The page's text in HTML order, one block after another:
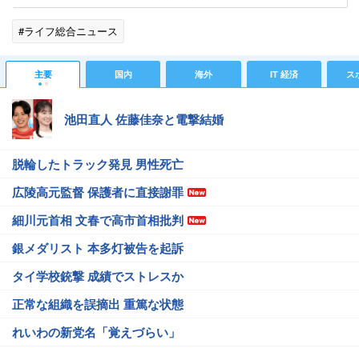
#ライフ総合ニュース
主要 国内 海外 IT 経済 ス
池田直人 佐藤佳奈と電撃結婚
脱輪したトラック発見 男性死亡
広陵高元監督 保護者に直接謝罪
細川元首相 文春で高市首相批判
銀メダリスト 本多灯被告を起訴
タイ学校銃撃 成績でストレスか
正常な組織を誤摘出 重篤な状態
れいわの新党名「覚えづらい」